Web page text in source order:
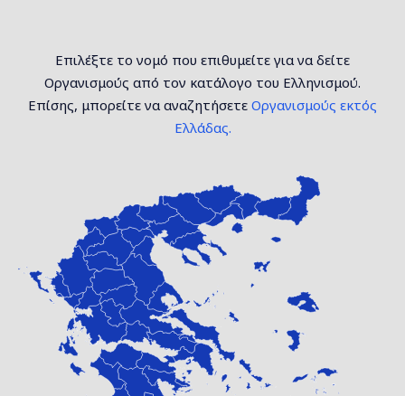
Επιλέξτε το νομό που επιθυμείτε για να δείτε
Οργανισμούς από τον κατάλογο του Ελληνισμού.
Επίσης, μπορείτε να αναζητήσετε Οργανισμούς εκτός
Ελλάδας.